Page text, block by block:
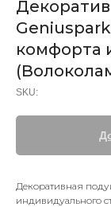
комфорта
SKU:
Декоративная
индивидуального